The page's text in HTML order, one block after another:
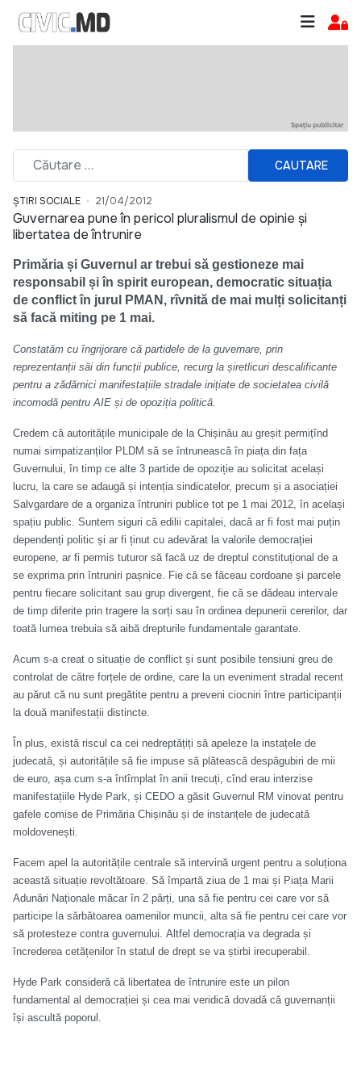
CAUTARE
ȘTIRI SOCIALE 21/04/2012
Guvernarea pune în pericol pluralismul de opinie și
libertatea de întrunire
Primăria și Guvernul ar trebui să gestioneze mai
responsabil și în spirit european, democratic situația
de conflict în jurul PMAN, rîvnită de mai mulți solicitanți
să facă miting pe 1 mai.
Constatăm cu îngrijorare că partidele de la guvernare, prin
reprezentanții săi din funcții publice, recurg la șiretlicuri descalificante
pentru a zădărnici manifestațiile stradale inițiate de societatea civilă
incomodă pentru AIE și de opoziția politică.
Credem că autoritățile municipale de la Chișinău au greșit permițînd
numai simpatizanților PLDM să se întrunească în piața din fața
Guvernului, în timp ce alte 3 partide de opoziție au solicitat același
lucru, la care se adaugă și intenția sindicatelor, precum și a asociației
Salvgardare de a organiza întruniri publice tot pe 1 mai 2012, în același
spațiu public. Suntem siguri că edilii capitalei, dacă ar fi fost mai puțin
dependenți politic și ar fi ținut cu adevărat la valorile democrației
europene, ar fi permis tuturor să facă uz de dreptul constituțional de a
se exprima prin întruniri pașnice. Fie că se făceau cordoane și parcele
pentru fiecare solicitant sau grup divergent, fie că se dădeau intervale
de timp diferite prin tragere la sorți sau în ordinea depunerii cererilor, dar
toată lumea trebuia să aibă drepturile fundamentale garantate.
Acum s-a creat o situație de conflict și sunt posibile tensiuni greu de
controlat de către forțele de ordine, care la un eveniment stradal recent
au părut că nu sunt pregătite pentru a preveni ciocniri între participanții
la două manifestații distincte.
În plus, există riscul ca cei nedreptățiți să apeleze la instațele de
judecată, și autoritățile să fie impuse să plătească despăgubiri de mii
de euro, așa cum s-a întîmplat în anii trecuți, cînd erau interzise
manifestațiile Hyde Park, și CEDO a găsit Guvernul RM vinovat pentru
gafele comise de Primăria Chișinău și de instanțele de judecată
moldovenești.
Facem apel la autoritățile centrale să intervină urgent pentru a soluționa
această situație revoltătoare. Să împartă ziua de 1 mai și Piața Marii
Adunări Naționale măcar în 2 părți, una să fie pentru cei care vor să
participe la sărbătoarea oamenilor muncii, alta să fie pentru cei care vor
să protesteze contra guvernului. Altfel democrația va degrada și
încrederea cetățenilor în statul de drept se va știrbi irecuperabil.
Hyde Park consideră că libertatea de întrunire este un pilon
fundamental al democrației și cea mai veridică dovadă că guvernanții
își ascultă poporul.